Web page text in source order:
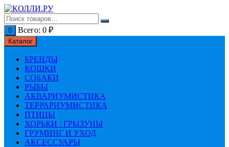
Перейти
к
содержимому
0 Всего: 0 ₽
Каталог
БРЕНДЫ
КОШКИ
СОБАКИ
РЫБЫ
АКВАРИУМИСТИКА
ТЕРРАРИУМИСТИКА
ПТИЦЫ
ХОРЬКИ / ГРЫЗУНЫ
ГРУМИНГ И УХОД
АКСЕССУАРЫ